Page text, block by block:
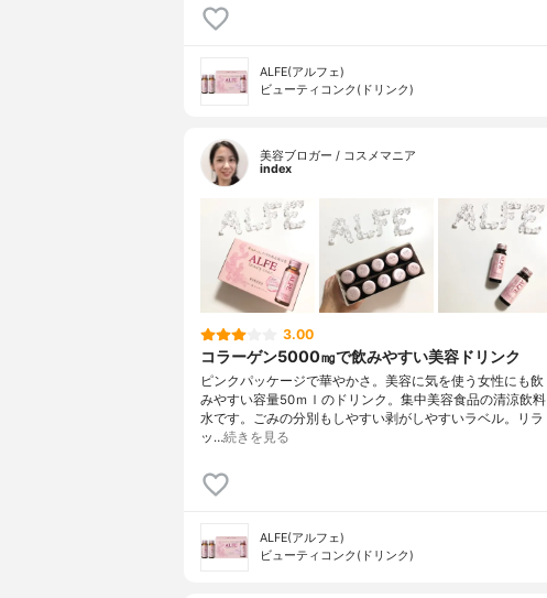
ALFE(アルフェ)
ビューティコンク(ドリンク)
美容ブロガー / コスメマニア
index
3.00
コラーゲン5000㎎で飲みやすい美容ドリンク
ピンクパッケージで華やかさ。美容に気を使う女性にも飲
みやすい容量50ｍｌのドリンク。集中美容食品の清涼飲料
水です。ごみの分別もしやすい剥がしやすいラベル。リラ
ッ…続きを見る
ALFE(アルフェ)
ビューティコンク(ドリンク)